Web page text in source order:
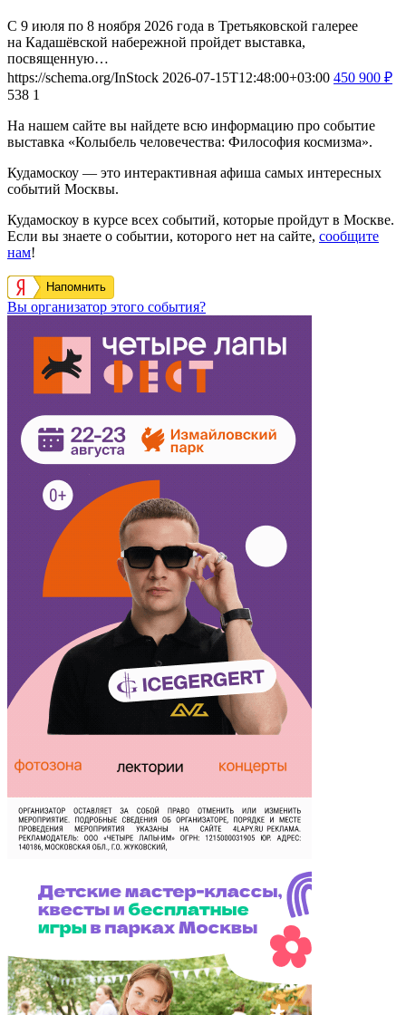
С 9 июля по 8 ноября 2026 года в Третьяковской галерее
на Кадашёвской набережной пройдет выставка,
посвященную…
https://schema.org/InStock 2026-07-15T12:48:00+03:00 450 900 ₽
538 1
На нашем сайте вы найдете всю информацию про событие
выставка «Колыбель человечества: Философия космизма».
Кудамоскоу — это интерактивная афиша самых интересных
событий Москвы.
Кудамоскоу в курсе всех событий, которые пройдут в Москве.
Если вы знаете о событии, которого нет на сайте, сообщите
нам!
Напомнить
Вы организатор этого события?